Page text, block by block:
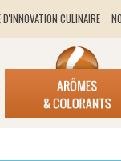
D'INNOVATION CULINAIRE